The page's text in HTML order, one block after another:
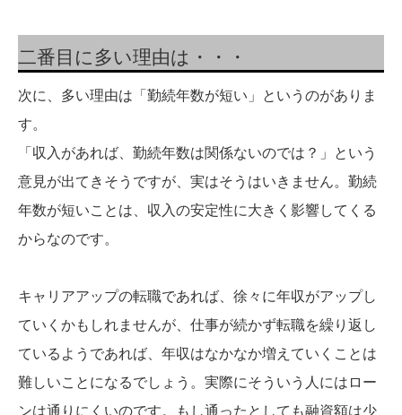
二番目に多い理由は・・・
次に、多い理由は「勤続年数が短い」というのがありま
す。
「収入があれば、勤続年数は関係ないのでは？」という
意見が出てきそうですが、実はそうはいきません。勤続
年数が短いことは、収入の安定性に大きく影響してくる
からなのです。
キャリアアップの転職であれば、徐々に年収がアップし
ていくかもしれませんが、仕事が続かず転職を繰り返し
ているようであれば、年収はなかなか増えていくことは
難しいことになるでしょう。実際にそういう人にはロー
ンは通りにくいのです。もし通ったとしても融資額は少